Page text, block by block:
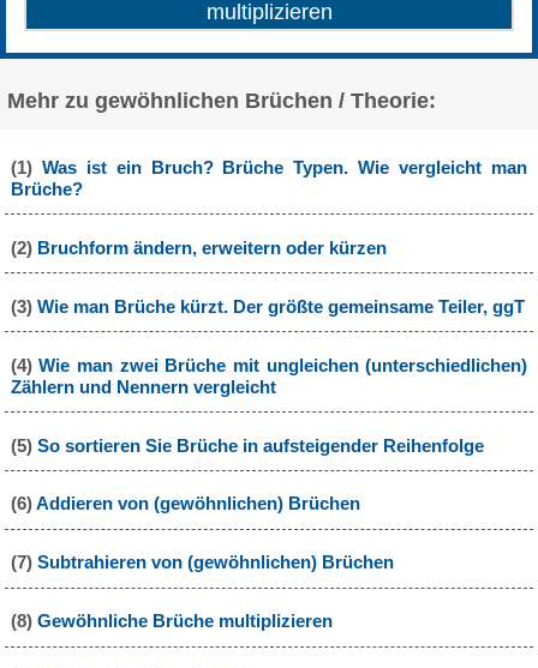
Mehr zu gewöhnlichen Brüchen / Theorie:
(1) Was ist ein Bruch? Brüche Typen. Wie vergleicht man
Brüche?
(2) Bruchform ändern, erweitern oder kürzen
(3) Wie man Brüche kürzt. Der größte gemeinsame Teiler, ggT
(4)Wie man zwei Brüche mit ungleichen (unterschiedlichen)
Zählern und Nennern vergleicht
(5) So sortieren Sie Brüche in aufsteigender Reihenfolge
(6)Addieren von (gewöhnlichen) Brüchen
(7) Subtrahieren von (gewöhnlichen) Brüchen
(8) Gewöhnliche Brüche multiplizieren